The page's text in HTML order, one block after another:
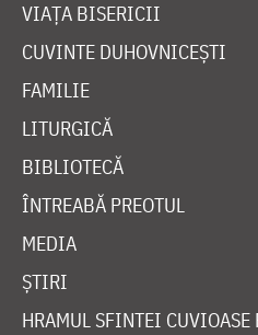
VIAȚA BISERICII
CUVINTE DUHOVNICEȘTI
FAMILIE
LITURGICĂ
BIBLIOTECĂ
ÎNTREABĂ PREOTUL
MEDIA
ȘTIRI
HRAMUL SFINTEI CUVIOASE